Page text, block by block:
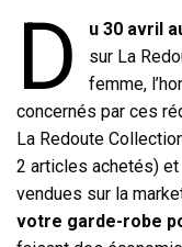
D u 30 avril
sur La
femme,
concernés par ces
La Redoute
2 articles achetés)
vendues sur la
votre garde-robe